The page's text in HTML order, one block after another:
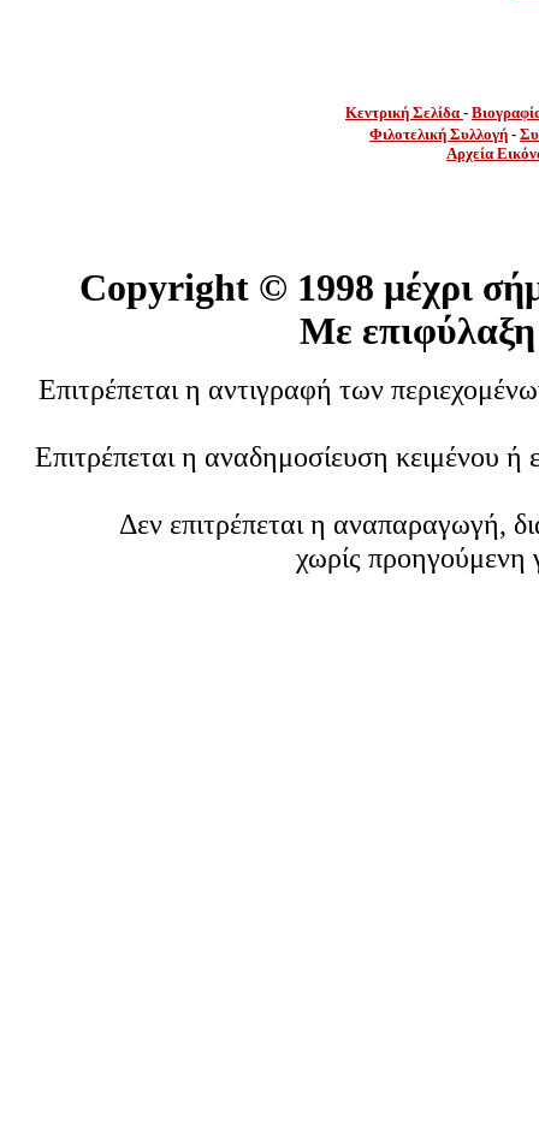
Κεντρική Σελίδα -
Φιλοτελική Συλλογή -
Αρχεία
Copyright © 1998 μέχρι
Με επιφύλαξη
Επιτρέπεται η αντιγραφή των
Επιτρέπεται η αναδημοσίευση κειμένου
Δεν επιτρέπεται η αναπαραγωγή,
χωρίς προηγούμενη